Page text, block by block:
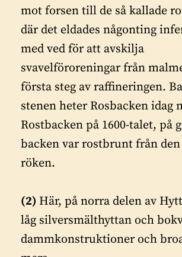
mot forsen till de så kallade
där det eldades någonting
med ved för att avskilja
svavelföroreningar från
första steg av raffineringen.
stenen heter Rosbacken idag
Rostbacken på 1600-talet, på
backen var rostbrunt från
röken.
(2) Här, på norra delen av
låg silversmälthyttan och
dammkonstruktioner och